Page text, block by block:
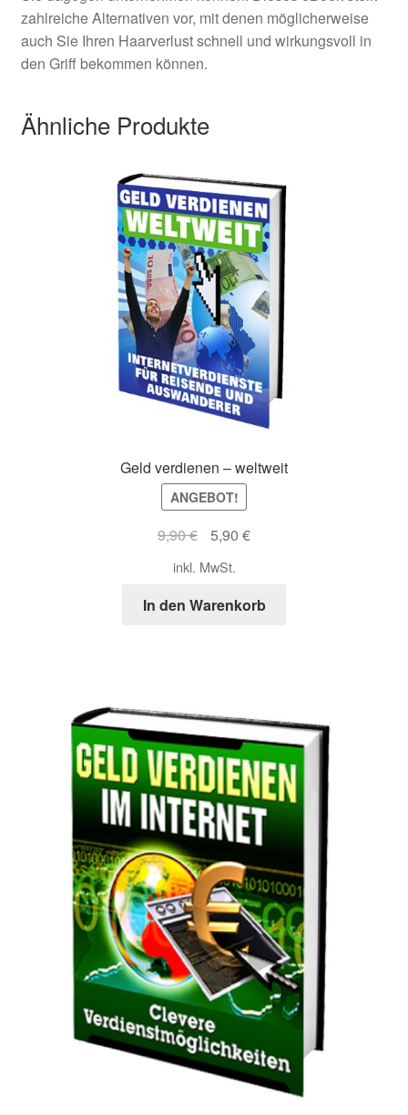
zahlreiche Alternativen vor, mit denen möglicherweise
auch Sie Ihren Haarverlust schnell und wirkungsvoll in
den Griff bekommen können.
Ähnliche Produkte
Geld verdienen – weltweit
ANGEBOT!
9,90€
Ursprünglicher
war:
9,90 €
5,90 €Aktueller
5,90 €.
inkl. MwSt.
In den Warenkorb